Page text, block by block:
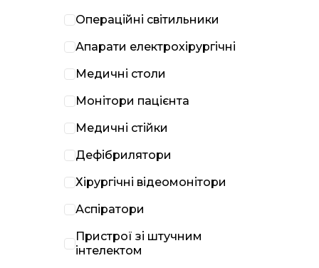
Операційні світильники
Апарати електрохірургічні
Медичні столи
Монітори пацієнта
Медичні стійки
Дефібрилятори
Хірургічні відеомонітори
Аспіратори
Пристрої зі штучним
інтелектом